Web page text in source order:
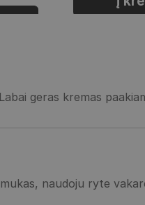
geras kremas
naudoju ryte